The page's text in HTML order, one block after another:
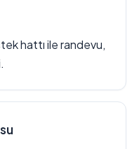
hattı ile randevu,